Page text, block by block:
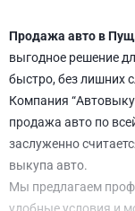
Продажа авто в
выгодное решение
быстро, без лишних
Компания
продажа авто по
заслуженно
выкупа авто.
Мы предлагаем